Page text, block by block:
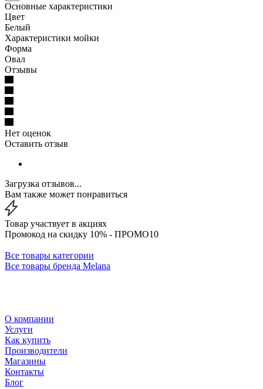
Основные характеристики
Цвет
Белый
Характеристики мойки
Форма
Овал
Отзывы
Нет оценок
Оставить отзыв
Загрузка отзывов...
Вам также может понравиться
Товар участвует в акциях
Промокод на скидку 10% - ПРОМО10
Все товары категории
Все товары бренда Melana
О компании
Услуги
Как купить
Производители
Магазины
Контакты
Блог